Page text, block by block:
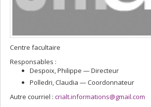
Centre facultaire
Responsables :
Despoix, Philippe — Directeur
Polledri, Claudia — Coordonnateur
Autre courriel : crialt.informations@gmail.com